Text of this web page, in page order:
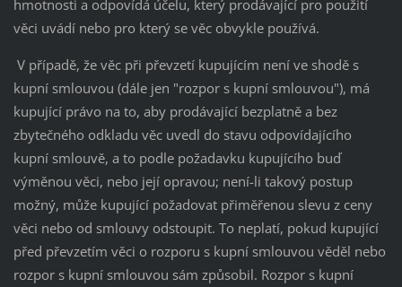
hmotnosti a odpovídá účelu, který prodávající pro použití
věci uvádí nebo pro který se věc obvykle používá.
V případě, že věc při převzetí kupujícím není ve shodě s
kupní smlouvou (dále jen "rozpor s kupní smlouvou"), má
kupující právo na to, aby prodávající bezplatně a bez
zbytečného odkladu věc uvedl do stavu odpovídajícího
kupní smlouvě, a to podle požadavku kupujícího buď
výměnou věci, nebo její opravou; není-li takový postup
možný, může kupující požadovat přiměřenou slevu z ceny
věci nebo od smlouvy odstoupit. To neplatí, pokud kupující
před převzetím věci o rozporu s kupní smlouvou věděl nebo
rozpor s kupní smlouvou sám způsobil. Rozpor s kupní